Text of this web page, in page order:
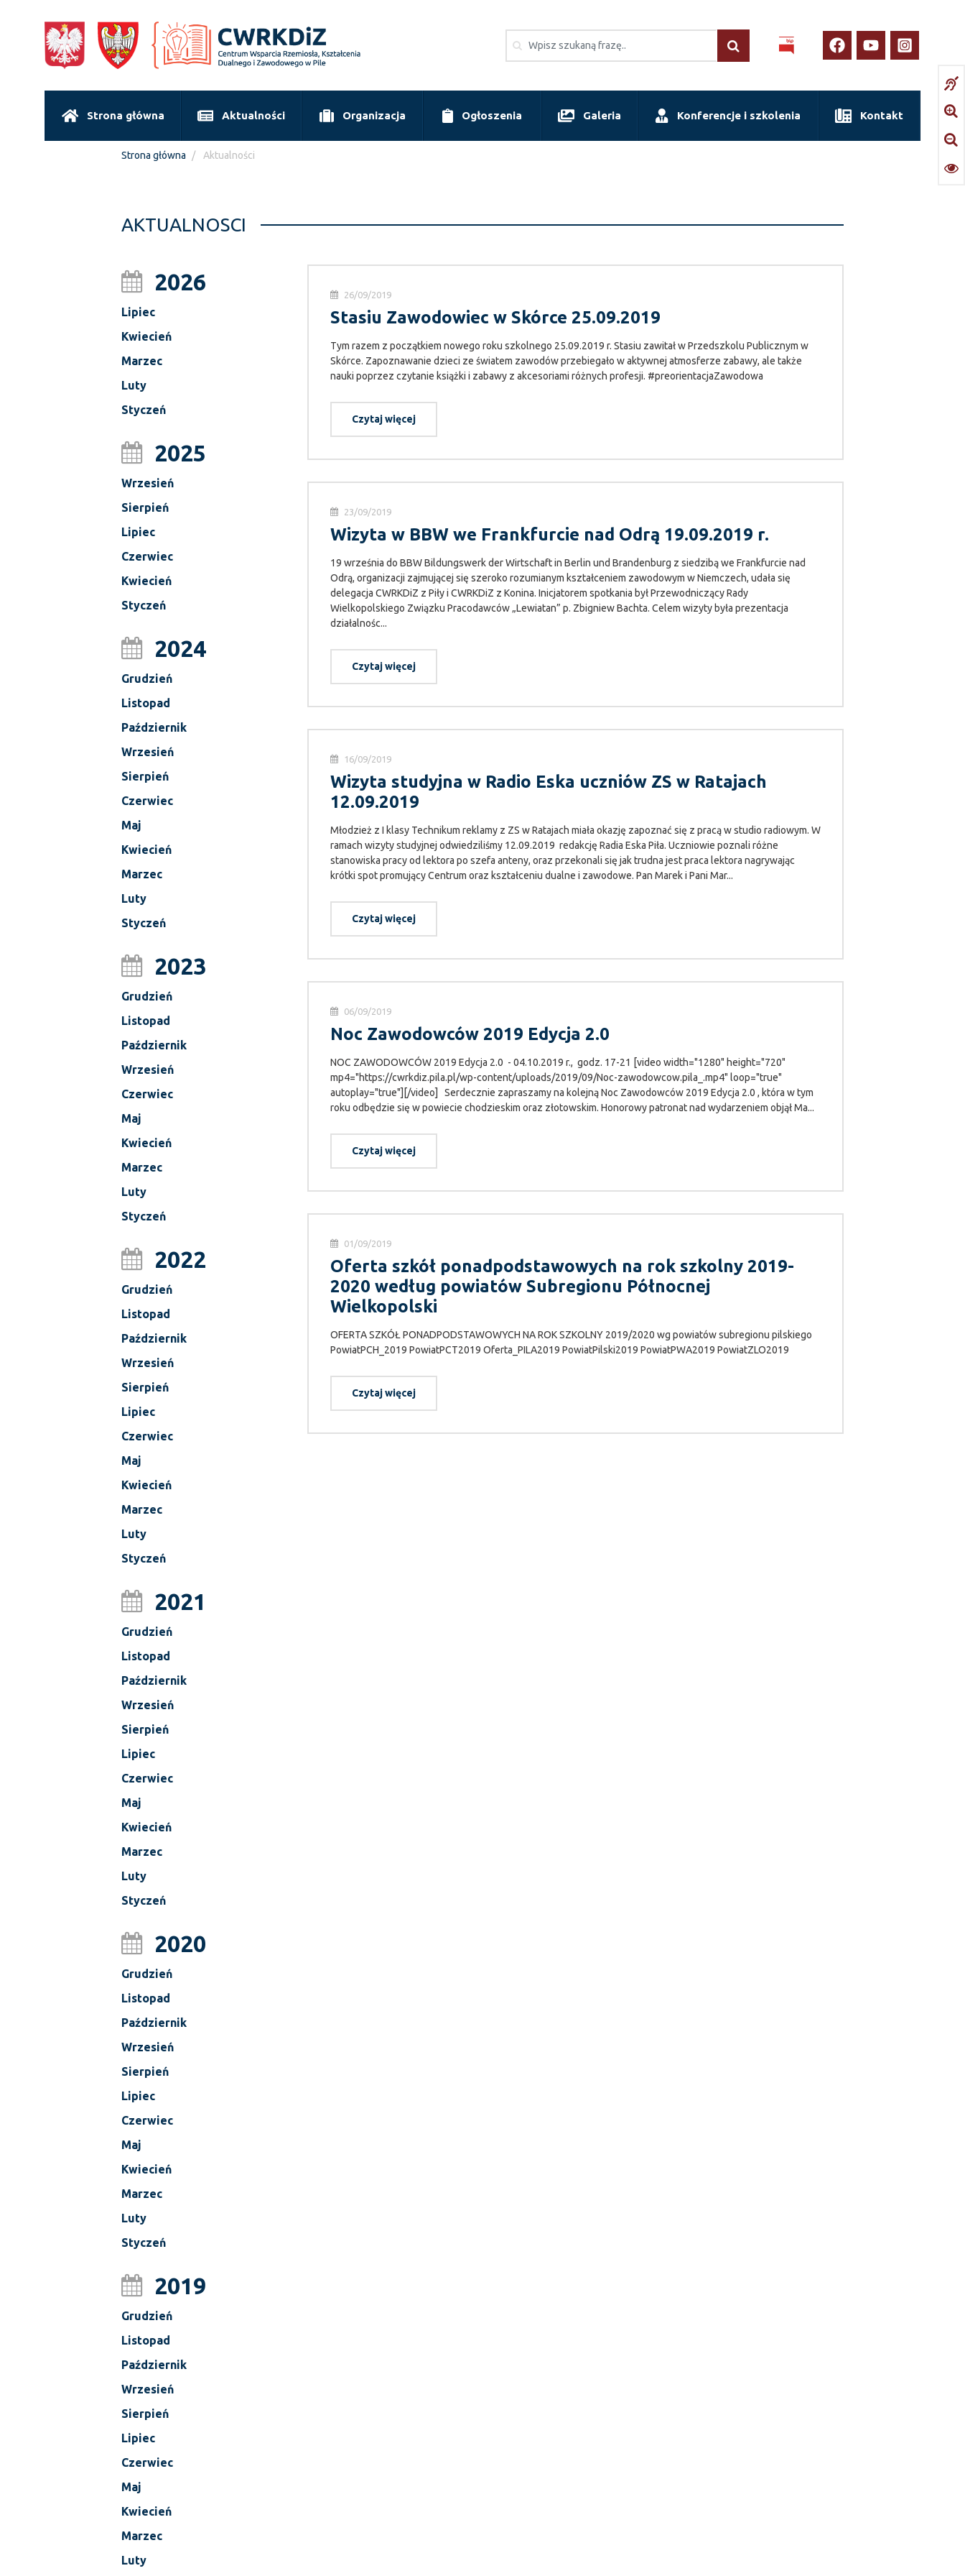
Strona główna Aktualności Organizacja Ogłoszenia Galeria Konferencje i szkolenia Kontakt
Strona główna Aktualności
AKTUALNOSCI
2026
Lipiec
Kwiecień
Marzec
Luty
Styczeń
2025
Wrzesień
Sierpień
Lipiec
Czerwiec
Kwiecień
Styczeń
2024
Grudzień
Listopad
Październik
Wrzesień
Sierpień
Czerwiec
Maj
Kwiecień
Marzec
Luty
Styczeń
2023
Grudzień
Listopad
Październik
Wrzesień
Czerwiec
Maj
Kwiecień
Marzec
Luty
Styczeń
2022
Grudzień
Listopad
Październik
Wrzesień
Sierpień
Lipiec
Czerwiec
Maj
Kwiecień
Marzec
Luty
Styczeń
2021
Grudzień
Listopad
Październik
Wrzesień
Sierpień
Lipiec
Czerwiec
Maj
Kwiecień
Marzec
Luty
Styczeń
2020
Grudzień
Listopad
Październik
Wrzesień
Sierpień
Lipiec
Czerwiec
Maj
Kwiecień
Marzec
Luty
Styczeń
2019
Grudzień
Listopad
Październik
Wrzesień
Sierpień
Lipiec
Czerwiec
Maj
Kwiecień
Marzec
Luty
26/09/2019
Stasiu Zawodowiec w Skórce 25.09.2019
Tym razem z początkiem nowego roku szkolnego 25.09.2019 r. Stasiu zawitał w Przedszkolu Publicznym w
Skórce. Zapoznawanie dzieci ze światem zawodów przebiegało w aktywnej atmosferze zabawy, ale także
nauki poprzez czytanie książki i zabawy z akcesoriami różnych profesji. #preorientacjaZawodowa
Czytaj więcej
23/09/2019
Wizyta w BBW we Frankfurcie nad Odrą 19.09.2019 r.
19 września do BBW Bildungswerk der Wirtschaft in Berlin und Brandenburg z siedzibą we Frankfurcie nad
Odrą, organizacji zajmującej się szeroko rozumianym kształceniem zawodowym w Niemczech, udała się
delegacja CWRKDiZ z Piły i CWRKDiZ z Konina. Inicjatorem spotkania był Przewodniczący Rady
Wielkopolskiego Związku Pracodawców „Lewiatan” p. Zbigniew Bachta. Celem wizyty była prezentacja
działalnośc...
Czytaj więcej
16/09/2019
Wizyta studyjna w Radio Eska uczniów ZS w Ratajach
12.09.2019
Młodzież z I klasy Technikum reklamy z ZS w Ratajach miała okazję zapoznać się z pracą w studio radiowym. W
ramach wizyty studyjnej odwiedziliśmy 12.09.2019 redakcję Radia Eska Piła. Uczniowie poznali różne
stanowiska pracy od lektora po szefa anteny, oraz przekonali się jak trudna jest praca lektora nagrywając
krótki spot promujący Centrum oraz kształceniu dualne i zawodowe. Pan Marek i Pani Mar...
Czytaj więcej
06/09/2019
Noc Zawodowców 2019 Edycja 2.0
NOC ZAWODOWCÓW 2019 Edycja 2.0 - 04.10.2019 r., godz. 17-21 [video width="1280" height="720"
mp4="https://cwrkdiz.pila.pl/wp-content/uploads/2019/09/Noc-zawodowcow.pila_.mp4" loop="true"
autoplay="true"][/video] Serdecznie zapraszamy na kolejną Noc Zawodowców 2019 Edycja 2.0 , która w tym
roku odbędzie się w powiecie chodzieskim oraz złotowskim. Honorowy patronat nad wydarzeniem objął Ma...
Czytaj więcej
01/09/2019
Oferta szkół ponadpodstawowych na rok szkolny 2019-
2020 według powiatów Subregionu Północnej
Wielkopolski
OFERTA SZKÓŁ PONADPODSTAWOWYCH NA ROK SZKOLNY 2019/2020 wg powiatów subregionu pilskiego
PowiatPCH_2019 PowiatPCT2019 Oferta_PILA2019 PowiatPilski2019 PowiatPWA2019 PowiatZLO2019
Czytaj więcej